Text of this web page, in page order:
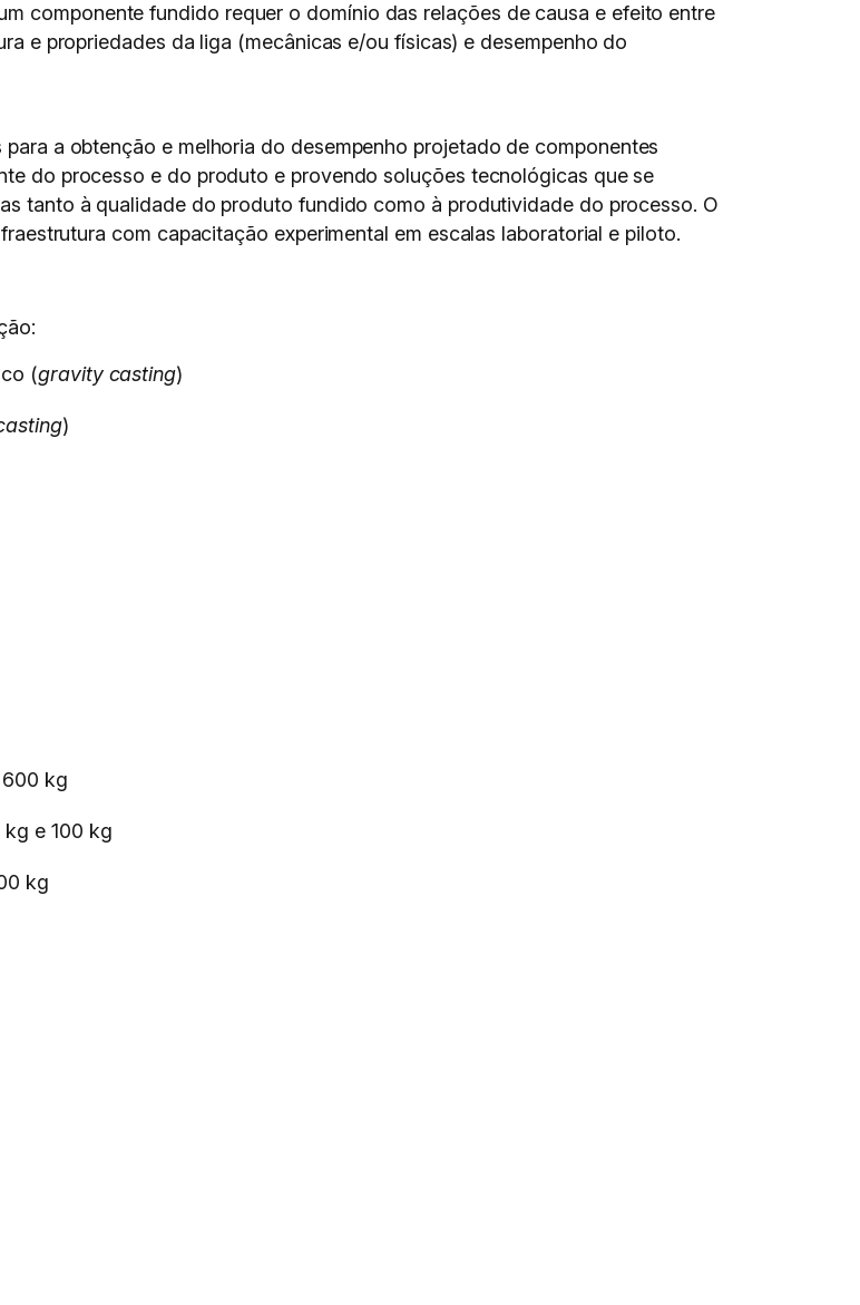
componente fundido requer o domínio das relações de causa e efeito entre
e propriedades da liga (mecânicas e/ou físicas) e desempenho do
a obtenção e melhoria do desempenho projetado de componentes
do processo e do produto e provendo soluções tecnológicas que se
tanto à qualidade do produto fundido como à produtividade do processo. O
com capacitação experimental em escalas laboratorial e piloto.
(gravity casting)
)
kg
e 100 kg
kg